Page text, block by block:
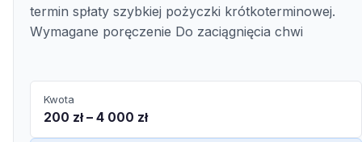
termin spłaty szybkiej pożyczki krótkoterminowej.
Wymagane poręczenie Do zaciągnięcia chwi
Kwota
200 zł – 4 000 zł